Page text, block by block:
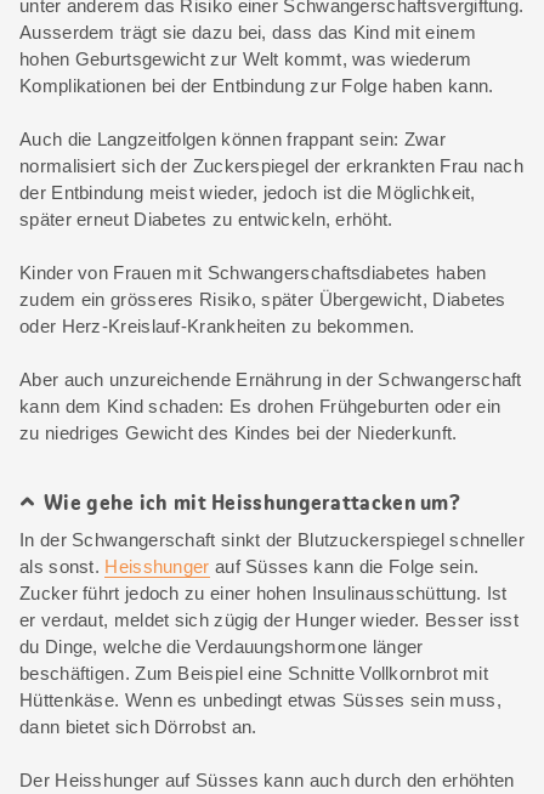
unter anderem das Risiko einer Schwangerschaftsvergiftung.
Ausserdem trägt sie dazu bei, dass das Kind mit einem
hohen Geburtsgewicht zur Welt kommt, was wiederum
Komplikationen bei der Entbindung zur Folge haben kann.
Auch die Langzeitfolgen können frappant sein: Zwar
normalisiert sich der Zuckerspiegel der erkrankten Frau nach
der Entbindung meist wieder, jedoch ist die Möglichkeit,
später erneut Diabetes zu entwickeln, erhöht.
Kinder von Frauen mit Schwangerschaftsdiabetes haben
zudem ein grösseres Risiko, später Übergewicht, Diabetes
oder Herz-Kreislauf-Krankheiten zu bekommen.
Aber auch unzureichende Ernährung in der Schwangerschaft
kann dem Kind schaden: Es drohen Frühgeburten oder ein
zu niedriges Gewicht des Kindes bei der Niederkunft.
Wie gehe ich mit Heisshungerattacken um?
In der Schwangerschaft sinkt der Blutzuckerspiegel schneller
als sonst. Heisshunger auf Süsses kann die Folge sein.
Zucker führt jedoch zu einer hohen Insulinausschüttung. Ist
er verdaut, meldet sich zügig der Hunger wieder. Besser isst
du Dinge, welche die Verdauungshormone länger
beschäftigen. Zum Beispiel eine Schnitte Vollkornbrot mit
Hüttenkäse. Wenn es unbedingt etwas Süsses sein muss,
dann bietet sich Dörrobst an.
Der Heisshunger auf Süsses kann auch durch den erhöhten